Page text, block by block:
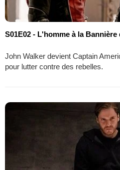
S01E02 - L'homme à la Bannière
John Walker devient Captain
pour lutter contre des rebelles.